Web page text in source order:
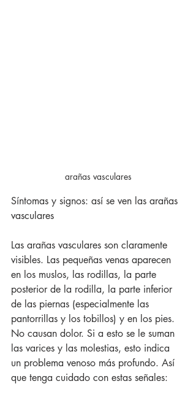
arañas vasculares
Síntomas y signos: así se ven las arañas
vasculares
Las arañas vasculares son claramente
visibles. Las pequeñas venas aparecen
en los muslos, las rodillas, la parte
posterior de la rodilla, la parte inferior
de las piernas (especialmente las
pantorrillas y los tobillos) y en los pies.
No causan dolor. Si a esto se le suman
las varices y las molestias, esto indica
un problema venoso más profundo. Así
que tenga cuidado con estas señales: